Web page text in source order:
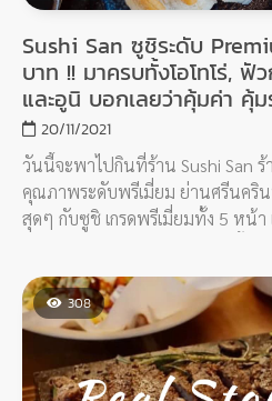
Sushi San ซูชิระดับ
บาท !! มาครบทั้งโอโทโร่, ฟั
และอูนิ บอกเลยว่าคุ้มค่า คุ้
20/11/2021
วันนี้จะพาไปกินที่ร้าน Sushi San
คุณภาพระดับพรีเมี่ยม ย่านศรีนคริน
สุดๆ กับซูชิ เกรดพรีเมี่ยมทั้ง 5 หน้า
นะ
308